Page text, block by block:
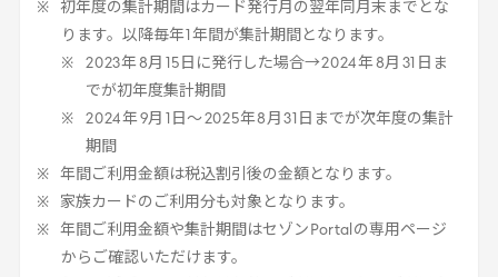
初年度の集計期間はカード発行月の翌年同月末までとな
ります。以降毎年 年間が集計期間となります。
2023年8月 15 日に発行した場合→2024年8月 31
日ま
でが初年度集計期間
2024年9月 日～2025年8 月 31
日までが次年度の集計
期間
年間ご利用金額は税込割引後の金額となります。
家族カードのご利用分も対象となります。
年間ご利用金額や集計期間はセゾン Portal の専用ページ
からご確認いただけます。